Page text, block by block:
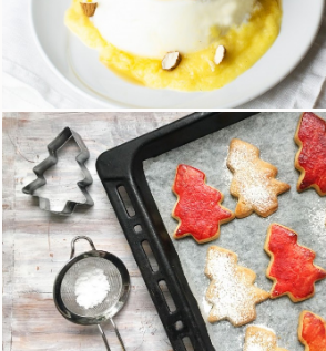
Panna cotta senza lattosio
19 Gennaio 2018